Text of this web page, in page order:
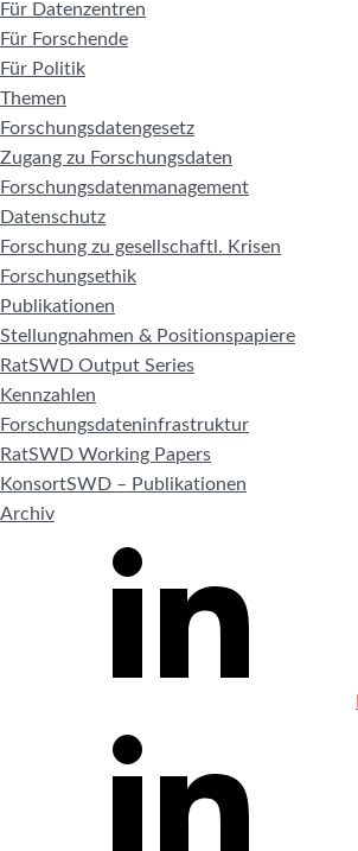
Für Datenzentren
Für Forschende
Für Politik
Themen
Forschungsdatengesetz
Zugang zu Forschungsdaten
Forschungsdatenmanagement
Datenschutz
Forschung zu gesellschaftl. Krisen
Forschungsethik
Publikationen
Stellungnahmen & Positionspapiere
RatSWD Output Series
Kennzahlen
Forschungsdateninfrastruktur
RatSWD Working Papers
KonsortSWD – Publikationen
Archiv